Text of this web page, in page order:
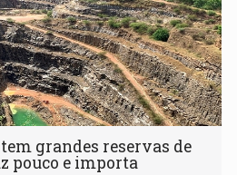
grandes reservas de
pouco e importa